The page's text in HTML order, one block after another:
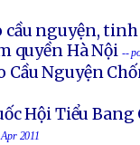
nguyện, tinh
quyền Hà Nội --
Cầu Nguyện
Hội Tiểu
2011